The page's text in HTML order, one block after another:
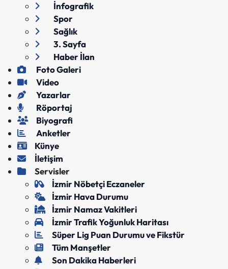
İnfografik
Spor
Sağlık
3. Sayfa
Haber İlan
Foto Galeri
Video
Yazarlar
Röportaj
Biyografi
Anketler
Künye
İletişim
Servisler
İzmir Nöbetçi Eczaneler
İzmir Hava Durumu
İzmir Namaz Vakitleri
İzmir Trafik Yoğunluk Haritası
Süper Lig Puan Durumu ve Fikstür
Tüm Manşetler
Son Dakika Haberleri